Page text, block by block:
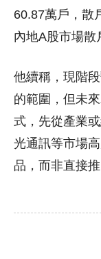
60.87萬戶，散
內地A股市場散
他續稱，現階
的範圍，但未
式，先從產業
光通訊等市場
品，而非直接